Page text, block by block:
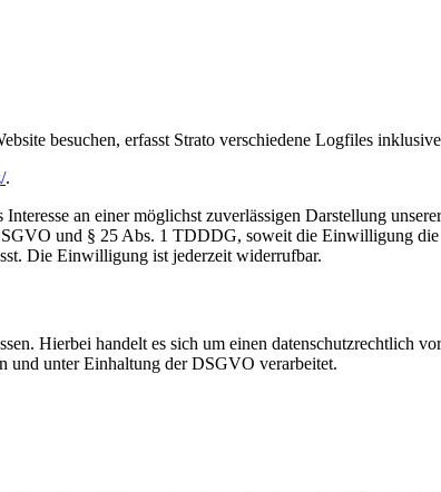
besuchen, erfasst Strato verschiedene Logfiles
.
an einer möglichst zuverlässigen Darstellung
und § 25 Abs. 1 TDDDG, soweit die Einwilligung die
Die Einwilligung ist jederzeit widerrufbar.
Hierbei handelt es sich um einen datenschutzrechtlich
und unter Einhaltung der DSGVO verarbeitet.